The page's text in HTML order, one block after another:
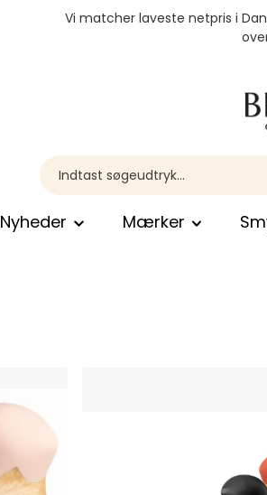
Vi matcher laveste netpris i
Nyheder Mærker